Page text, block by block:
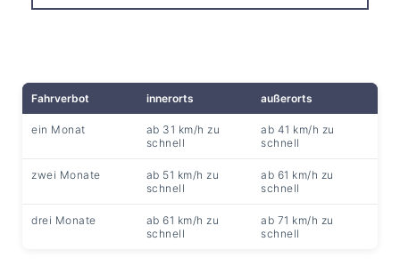
Fahrverbot innerorts außerorts
ein Monat
ab 31 km/h zu
schnell
ab 41 km/h zu
schnell
zwei Monate
ab 51 km/h zu
schnell
ab 61 km/h zu
schnell
drei Monate
ab 61 km/h zu
schnell
ab 71 km/h zu
schnell